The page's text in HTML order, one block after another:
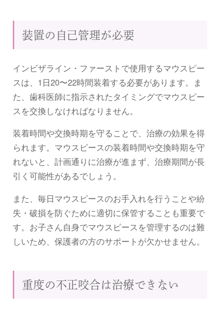
装置の自己管理が必要
インビザライン・ファーストで使用するマウスピー
スは、1日20〜22時間装着する必要があります。ま
た、歯科医師に指示されたタイミングでマウスピー
スを交換しなければなりません。
装着時間や交換時期を守ることで、治療の効果を得
られます。マウスピースの装着時間や交換時期を守
れないと、計画通りに治療が進まず、治療期間が長
引く可能性があるでしょう。
また、毎日マウスピースのお手入れを行うことや紛
失・破損を防ぐために適切に保管することも重要で
す。お子さん自身でマウスピースを管理するのは難
しいため、保護者の方のサポートが欠かせません。
重度の不正咬合は治療できない